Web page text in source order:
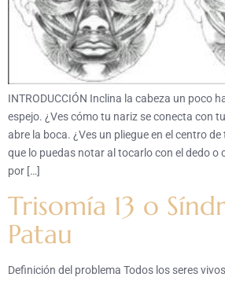
INTRODUCCIÓN Inclina la cabeza un poco
espejo. ¿Ves cómo tu nariz se conecta con
abre la boca. ¿Ves un pliegue en el centro
que lo puedas notar al tocarlo con el dedo o
por […]
Trisomía 13 o
Patau
Definición del problema Todos los seres